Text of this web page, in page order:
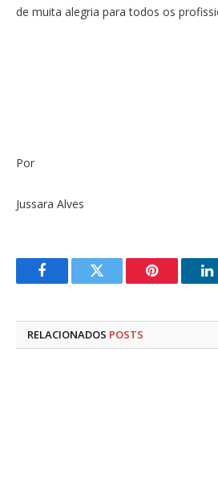
de muita alegria para todos os
Por
Jussara Alves
FacebookTwitter Pinterest
RELACIONADOS POSTS